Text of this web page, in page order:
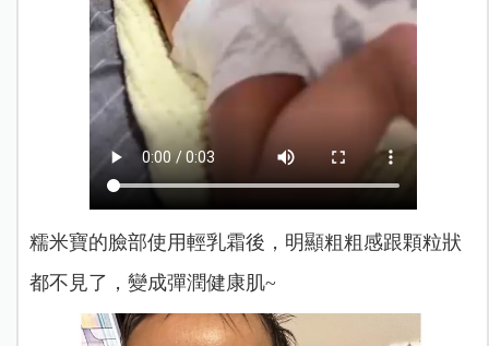
糯米寶的臉部使用輕乳霜後，明顯粗粗感跟顆粒狀
都不見了，變成彈潤健康肌~